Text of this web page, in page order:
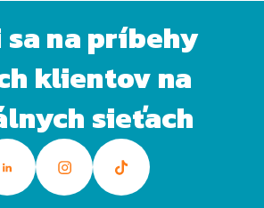
sa na príbehy
klientov na
sieťach